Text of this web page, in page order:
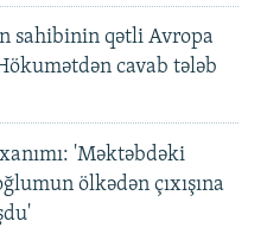
sahibinin qətli Avropa
cavab tələb
'Məktəbdəki
ölkədən çıxışına